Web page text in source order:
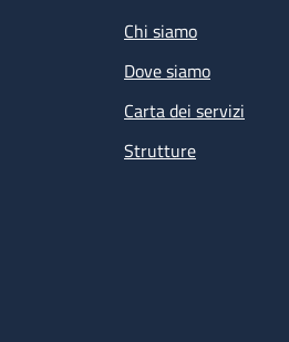
Chi siamo
Dove siamo
Carta dei servizi
Strutture